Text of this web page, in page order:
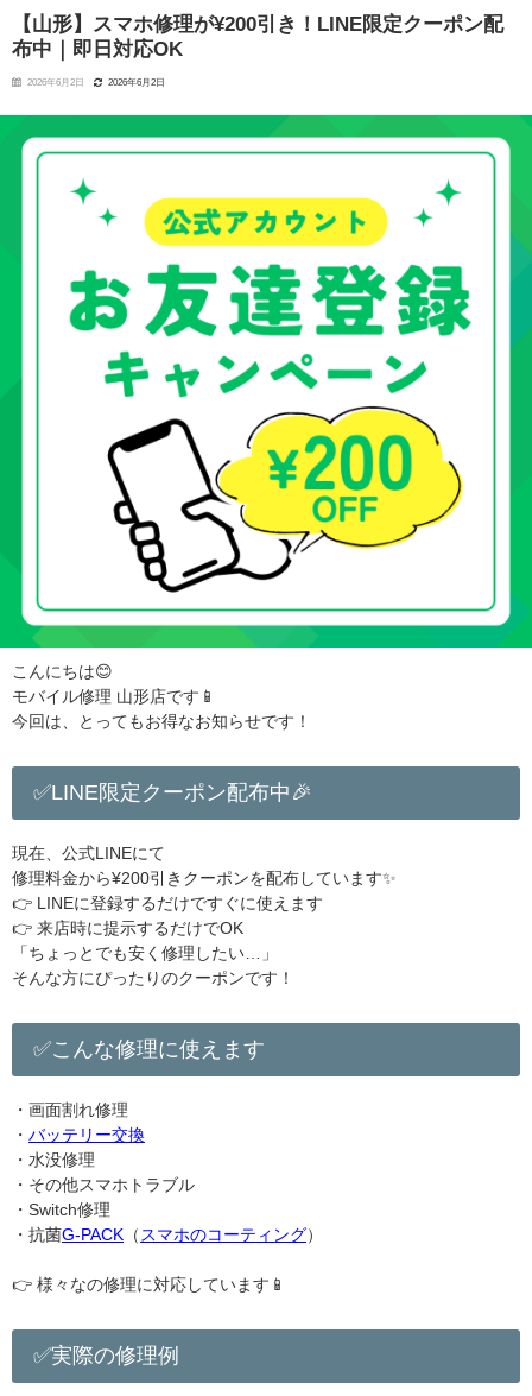
【山形】スマホ修理が¥200引き！LINE限定クーポン配
布中｜即日対応OK
2026年6月2日 2026年6月2日
こんにちは😊
モバイル修理 山形店です📱
今回は、とってもお得なお知らせです！
✅LINE限定クーポン配布中🎉
現在、公式LINEにて
修理料金から¥200引きクーポンを配布しています✨
👉 LINEに登録するだけですぐに使えます
👉 来店時に提示するだけでOK
「ちょっとでも安く修理したい…」
そんな方にぴったりのクーポンです！
✅こんな修理に使えます
・画面割れ修理
・ バッテリー交換
・水没修理
・その他スマホトラブル
・Switch修理
・抗菌G-PACK （ スマホのコーティング）
👉 様々なの修理に対応しています📱
✅実際の修理例